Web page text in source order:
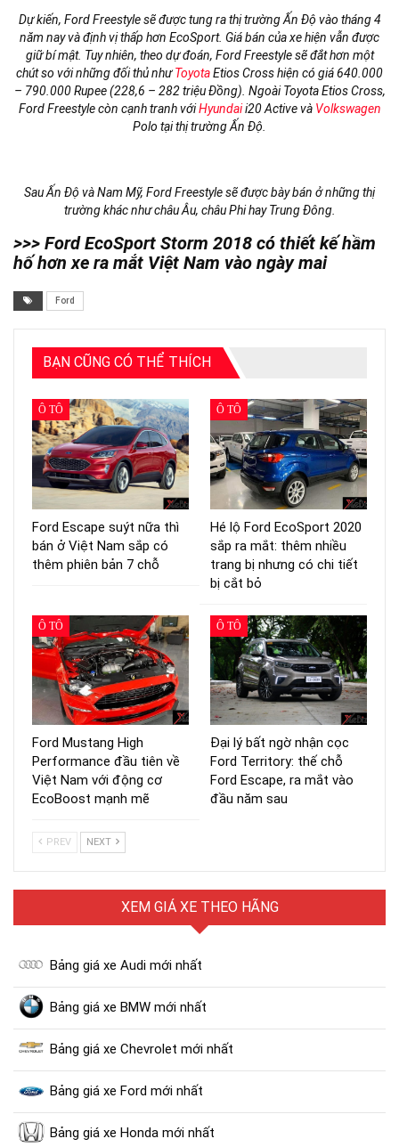
Dự kiến, Ford Freestyle sẽ được tung ra thị trường Ấn Độ vào tháng 4
năm nay và định vị thấp hơn EcoSport. Giá bán của xe hiện vẫn được
giữ bí mật. Tuy nhiên, theo dự đoán, Ford Freestyle sẽ đắt hơn một
chút so với những đối thủ nhưToyotaEtios Cross hiện có giá 640.000
– 790.000 Rupee (228,6 – 282 triệu Đồng). Ngoài Toyota Etios Cross,
Ford Freestyle còn cạnh tranh vớiHyundaii20 Active và Volkswagen
Polo tại thị trường Ấn Độ.
Sau Ấn Độ và Nam Mỹ, Ford Freestyle sẽ được bày bán ở những thị
trường khác như châu Âu, châu Phi hay Trung Đông.
>>> Ford EcoSport Storm 2018 có thiết kế hầm
hố hơn xe ra mắt Việt Nam vào ngày mai
Ford
BẠN CŨNG CÓ THỂ THÍCH
Ô TÔ
Ford Escape suýt nữa thì
bán ở Việt Nam sắp có
thêm phiên bản 7 chỗ
Ô TÔ
Hé lộ Ford EcoSport 2020
sắp ra mắt: thêm nhiều
trang bị nhưng có chi tiết
bị cắt bỏ
Ô TÔ
Ford Mustang High
Performance đầu tiên về
Việt Nam với động cơ
EcoBoost mạnh mẽ
Ô TÔ
Đại lý bất ngờ nhận cọc
Ford Territory: thế chỗ
Ford Escape, ra mắt vào
đầu năm sau
PREV NEXT
XEM GIÁ XE THEO HÃNG
Bảng giá xe Audi mới nhất
Bảng giá xe BMW mới nhất
Bảng giá xe Chevrolet mới nhất
Bảng giá xe Ford mới nhất
Bảng giá xe Honda mới nhất